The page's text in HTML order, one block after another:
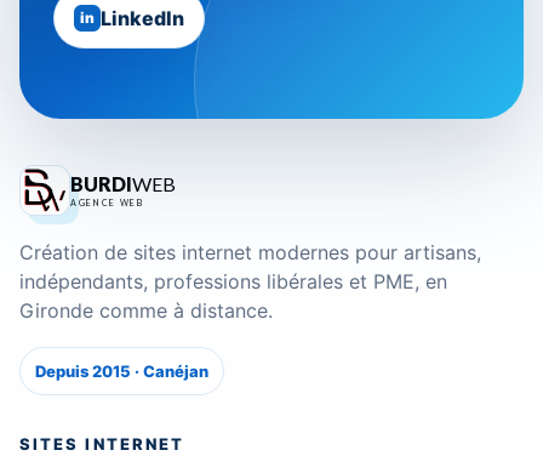
in LinkedIn
BURDIWEB
AGENCE WEB
Création de sites internet modernes pour artisans,
indépendants, professions libérales et PME, en
Gironde comme à distance.
Depuis 2015 · Canéjan
SITES INTERNET